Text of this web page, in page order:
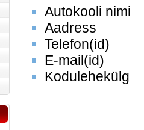
Autokooli nimi
Aadress
Telefon(id)
E-mail(id)
Kodulehekülg